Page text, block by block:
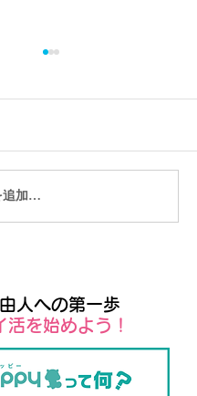
ワークに適した
キルの紹介
追加…
人への第一歩
活を始めよう！